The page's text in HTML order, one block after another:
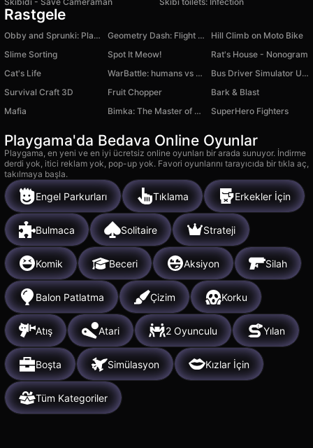
Rastgele
Obby and Sprunki: Playground Geometry Dash: Flight Machines
Hill Climb on Moto Bike
Slime Sorting
Spot It Meow!
Rat's House - Nonogram
Cat's Life
WarBattle: humans vs orcs
Bus Driver Simulator Ultimate
Survival Craft 3D
Fruit Chopper
Bark & Blast
Mafia
Bimka: The Master of Destruction SuperHero Fighters
Playgama'da Bedava Online Oyunlar
Playgama, en yeni ve en iyi ücretsiz online oyunları bir arada sunuyor. İndirme
derdi yok, itici reklam yok, pop-up yok. Favori oyunlarını tarayıcıda bir tıkla aç,
takılmaya başla.
Engel Parkurları Tıklama Erkekler İçin
Bulmaca Solitaire Strateji
Komik Beceri Aksiyon Silah
Balon Patlatma Çizim Korku
Atış Atari 2 Oyunculu Yılan
Boşta Simülasyon Kızlar İçin
Tüm Kategoriler